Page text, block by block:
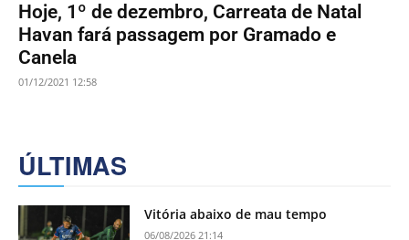
Hoje, 1º de dezembro, Carreata de Natal
Havan fará passagem por Gramado e
Canela
01/12/2021 12:58
ÚLTIMAS
Vitória abaixo de mau tempo
06/08/2026 21:14